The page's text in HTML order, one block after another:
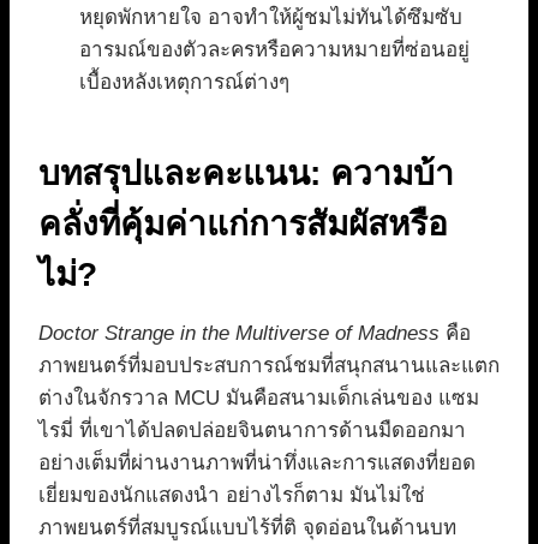
หยุดพักหายใจ อาจทำให้ผู้ชมไม่ทันได้ซึมซับ
อารมณ์ของตัวละครหรือความหมายที่ซ่อนอยู่
เบื้องหลังเหตุการณ์ต่างๆ
บทสรุปและคะแนน: ความบ้า
คลั่งที่คุ้มค่าแก่การสัมผัสหรือ
ไม่?
Doctor Strange in the Multiverse of Madness คือ
ภาพยนตร์ที่มอบประสบการณ์ชมที่สนุกสนานและแตก
ต่างในจักรวาล MCU มันคือสนามเด็กเล่นของ แซม
ไรมี่ ที่เขาได้ปลดปล่อยจินตนาการด้านมืดออกมา
อย่างเต็มที่ผ่านงานภาพที่น่าทึ่งและการแสดงที่ยอด
เยี่ยมของนักแสดงนำ อย่างไรก็ตาม มันไม่ใช่
ภาพยนตร์ที่สมบูรณ์แบบไร้ที่ติ จุดอ่อนในด้านบท